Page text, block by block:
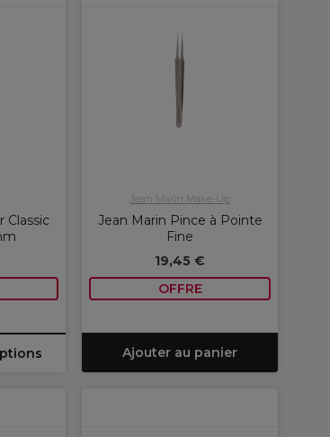
Classic
Jean Marin Make-Up
Jean Marin Pince à Pointe
Fine
19,45 €
OFFRE
Ajouter au panier